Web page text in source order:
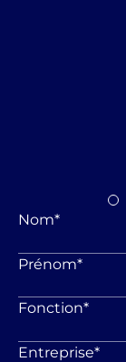
Nom*
Prénom*
Fonction*
Entreprise*